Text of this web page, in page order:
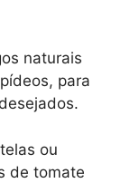
naturais
para
ou
de tomate